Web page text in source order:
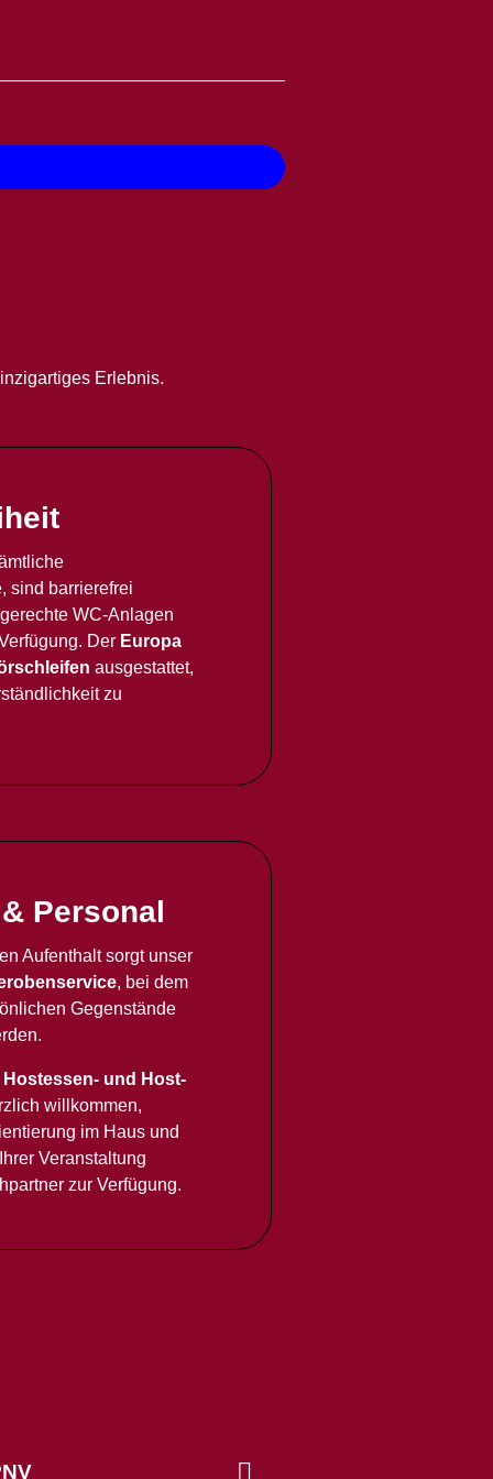
Erlebnis.
sind barrierefrei
WC-Anlagen
Der Europa
ausgestattet,
zu
Personal
Aufenthalt sorgt unser
, bei dem
Gegenstände
Hostessen- und Host-
willkommen,
im Haus und
Veranstaltung
zur Verfügung.